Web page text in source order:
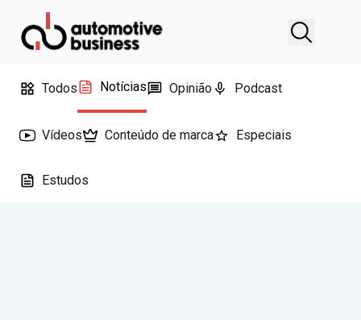
Todos Notícias Opinião Podcast
Vídeos Conteúdo de marca Especiais
Estudos